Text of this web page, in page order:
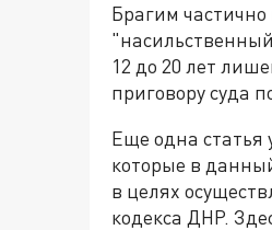
Брагим
12 до 20 лет
приговору суда
Еще одна статья
которые в
в целях
кодекса ДНР.